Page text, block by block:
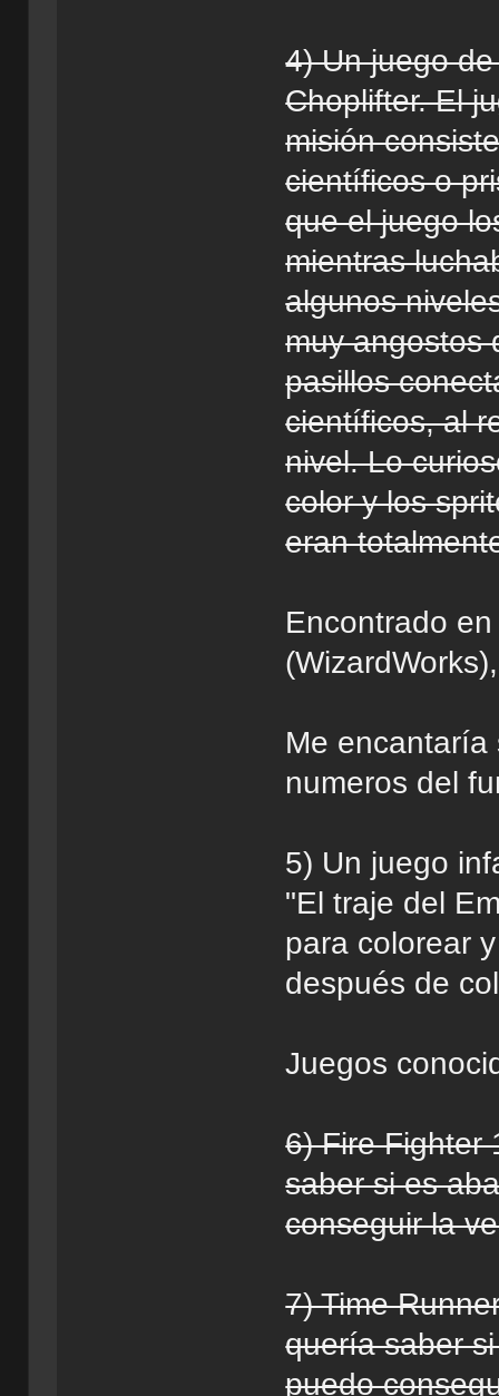
4) Un juego
Choplifter. El
misión
científicos o
que el juego
mientras
algunos
muy angostos
pasillos
científicos, al
nivel. Lo
color y los
eran
Encontrado
Me encantaría
numeros del
5) Un juego
"El traje del
para colorear
después de
Juegos
6) Fire Fighter
saber si es
conseguir la
7) Time
quería saber
puedo